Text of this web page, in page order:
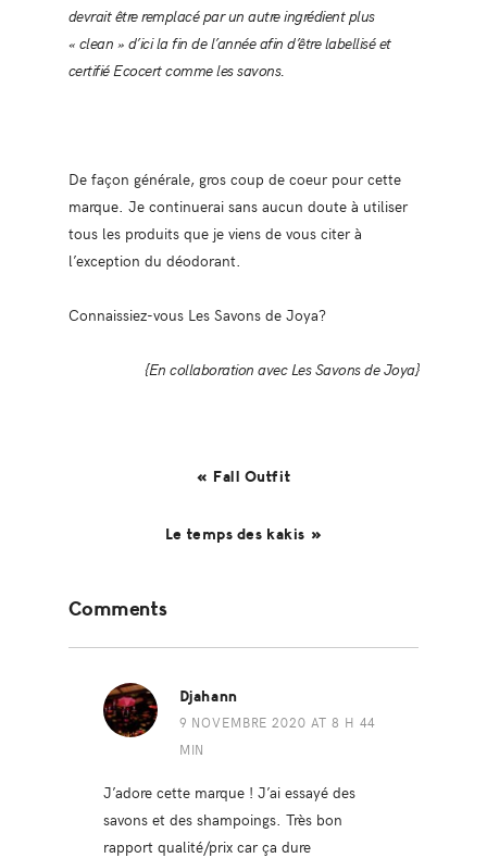
devrait être remplacé par un autre ingrédient plus
« clean » d’ici la fin de l’année afin d’être labellisé et
certifié Ecocert comme les savons.
De façon générale, gros coup de coeur pour cette
marque. Je continuerai sans aucun doute à utiliser
tous les produits que je viens de vous citer à
l’exception du déodorant.
Connaissiez-vous Les Savons de Joya?
{En collaboration avec Les Savons de Joya}
« Fall Outfit
Le temps des kakis »
Interactions
Comments
Djahann
9 NOVEMBRE 2020 AT 8 H 44
MIN
J’adore cette marque ! J’ai essayé des
savons et des shampoings. Très bon
rapport qualité/prix car ça dure